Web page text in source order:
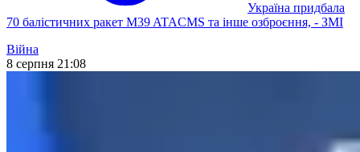
Україна придбала
70 балістичних ракет M39 ATACMS та інше озброєння, - ЗМІ
Війна
8 серпня 21:08